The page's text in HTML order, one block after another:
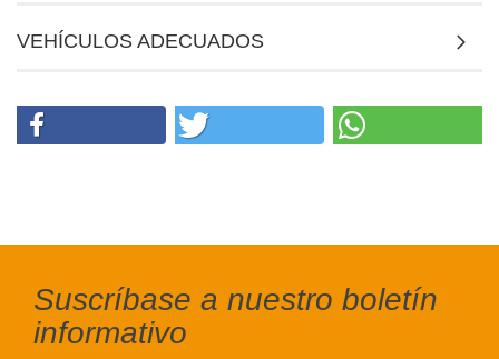
VEHÍCULOS ADECUADOS
Suscríbase a nuestro boletín
informativo